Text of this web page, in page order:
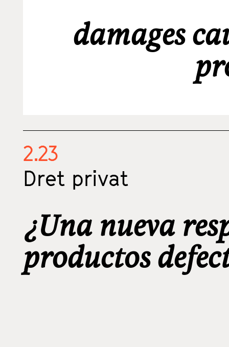
damages
2.23
Dret privat
¿Una nueva
productos